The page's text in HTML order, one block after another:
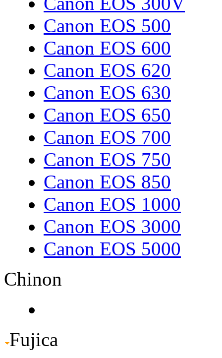
Canon EOS 500
Canon EOS 600
Canon EOS 620
Canon EOS 630
Canon EOS 650
Canon EOS 700
Canon EOS 750
Canon EOS 850
Canon EOS 1000
Canon EOS 3000
Canon EOS 5000
Chinon
Fujica